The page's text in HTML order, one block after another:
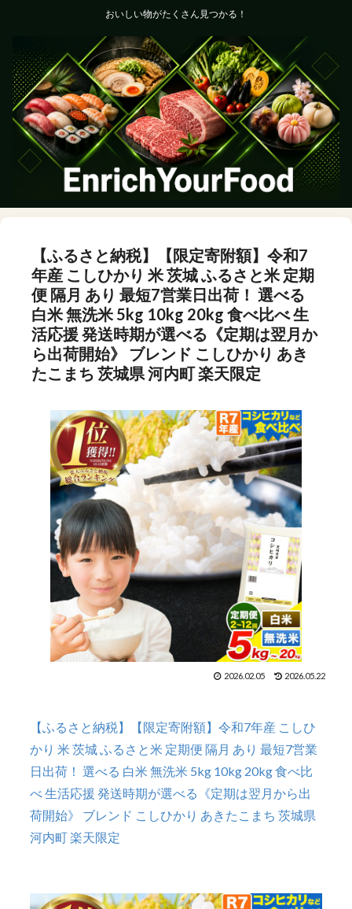
おいしい物がたくさん見つかる！
【ふるさと納税】【限定寄附額】令和7
年産 こしひかり 米 茨城 ふるさと米 定期
便 隔月 あり 最短7営業日出荷！ 選べる
白米 無洗米 5kg 10kg 20kg 食べ比べ 生
活応援 発送時期が選べる《定期は翌月か
ら出荷開始》 ブレンド こしひかり あき
たこまち 茨城県 河内町 楽天限定
2026.02.05 2026.05.22
【ふるさと納税】【限定寄附額】令和7年産 こしひ
かり 米 茨城 ふるさと米 定期便 隔月 あり 最短7営業
日出荷！ 選べる 白米 無洗米 5kg 10kg 20kg 食べ比
べ 生活応援 発送時期が選べる《定期は翌月から出
荷開始》 ブレンド こしひかり あきたこまち 茨城県
河内町 楽天限定